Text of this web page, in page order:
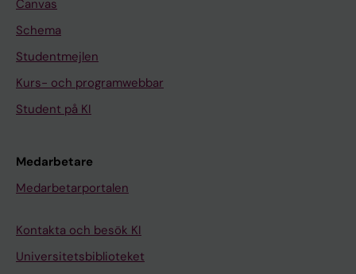
Canvas
Schema
Studentmejlen
Kurs- och programwebbar
Student på KI
Medarbetare
Medarbetarportalen
Kontakta och besök KI
Universitetsbiblioteket